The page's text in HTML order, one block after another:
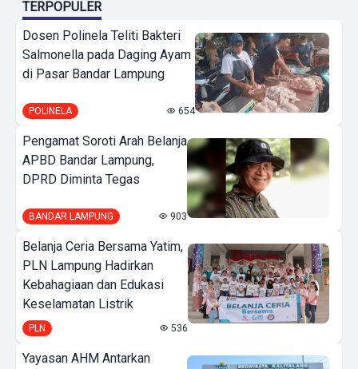
TERPOPULER
Dosen Polinela Teliti Bakteri
Salmonella pada Daging Ayam
di Pasar Bandar Lampung
POLINELA 654
Pengamat Soroti Arah Belanja
APBD Bandar Lampung,
DPRD Diminta Tegas
BANDAR LAMPUNG 903
Belanja Ceria Bersama Yatim,
PLN Lampung Hadirkan
Kebahagiaan dan Edukasi
Keselamatan Listrik
PLN 536
Yayasan AHM Antarkan